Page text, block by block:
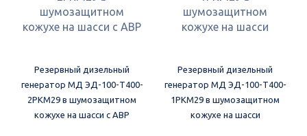
Резервный дизельный
генератор МД ЭД-100-Т400-
2РКМ29 в шумозащитном
кожухе на шасси с АВР
Резервный дизельный
генератор МД ЭД-100-Т400-
1РКМ29 в шумозащитном
кожухе на шасси